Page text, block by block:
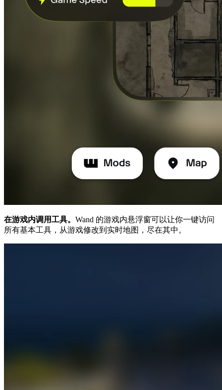
在游戏内调用工具。 Wand 的游戏内悬浮窗可以让你一键访问
所有基本工具，从游戏修改到实时地图，尽在其中。